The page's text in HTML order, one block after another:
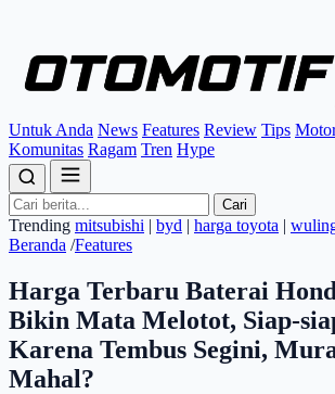
Untuk Anda News Features Review Tips
Komunitas Ragam Tren Hype
Cari
Trending mitsubishi | byd | harga toyota |
Beranda /Features
Harga Terbaru Baterai
Bikin Mata Melotot, Siap-
Karena Tembus Segini,
Mahal?